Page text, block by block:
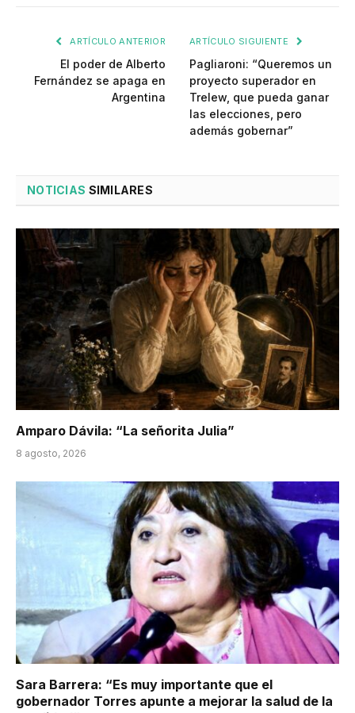
ARTÍCULO ANTERIOR
El poder de Alberto
Fernández se apaga en
Argentina
ARTÍCULO SIGUIENTE
Pagliaroni: “Queremos un
proyecto superador en
Trelew, que pueda ganar
las elecciones, pero
además gobernar”
NOTICIAS SIMILARES
Amparo Dávila: “La señorita Julia”
8 agosto, 2026
Sara Barrera: “Es muy importante que el
gobernador Torres apunte a mejorar la salud de la